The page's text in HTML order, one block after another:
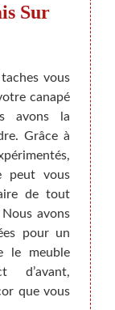
Sur
vous
canapé
avons la
Grâce à
peut vous
de tout
avons
pour un
le meuble
d’avant,
que vous
Vous
de
ou
ne